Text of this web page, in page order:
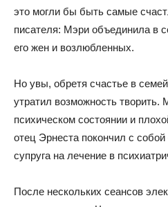
это могли бы быть самые
писателя: Мэри объединила в
его жен и возлюбленных.
Но увы, обретя счастье в
утратил возможность творить.
психическом состоянии и
отец Эрнеста покончил с
супруга на лечение в
После нескольких сеансов